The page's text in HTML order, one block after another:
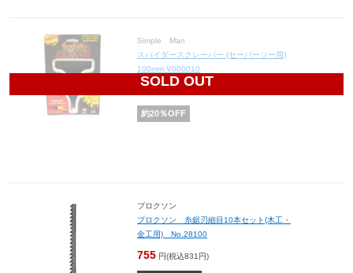
SOLD OUT
Simple Man
スパイダースクレーパー (セーバーソー用)
100mm V000010
1,440
約20％OFF
プロクソン
プロクソン 糸鋸刃細目10本セット(木工・
金工用) No.28100
755 円(税込831円)